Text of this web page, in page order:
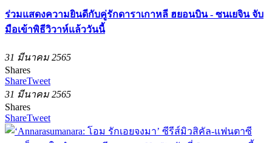
ร่วมแสดงความยินดีกับคู่รักดาราเกาหลี ฮยอนบิน - ซนเยจิน จับ
มือเข้าพิธีวิวาห์แล้ววันนี้
31 มีนาคม 2565
Shares
ShareTweet
31 มีนาคม 2565
Shares
ShareTweet